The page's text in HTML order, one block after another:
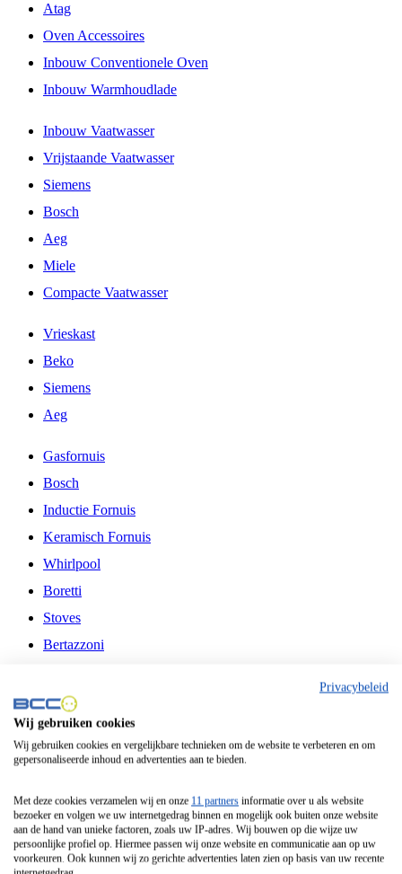
Atag
Oven Accessoires
Inbouw Conventionele Oven
Inbouw Warmhoudlade
Inbouw Vaatwasser
Vrijstaande Vaatwasser
Siemens
Bosch
Aeg
Miele
Compacte Vaatwasser
Vrieskast
Beko
Siemens
Aeg
Gasfornuis
Bosch
Inductie Fornuis
Keramisch Fornuis
Whirlpool
Boretti
Stoves
Bertazzoni
Fitelli
Airfryer
Frituurpan
Contactgrill
Broodbakmachine
Broodrooster
Privacybeleid
Wij gebruiken cookies
Wij gebruiken cookies en vergelijkbare technieken om de website te verbeteren en om
gepersonaliseerde inhoud en advertenties aan te bieden.
Met deze cookies verzamelen wij en onze 11 partners informatie over u als website
bezoeker en volgen we uw internetgedrag binnen en mogelijk ook buiten onze website
aan de hand van unieke factoren, zoals uw IP-adres. Wij bouwen op die wijze uw
persoonlijke profiel op. Hiermee passen wij onze website en communicatie aan op uw
voorkeuren. Ook kunnen wij zo gerichte advertenties laten zien op basis van uw recente